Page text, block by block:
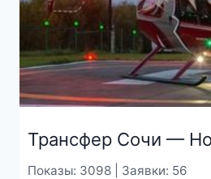
Трансфер Сочи —
Показы: 3098 | Заявки: 56